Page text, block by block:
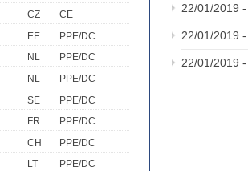
CZ
CE
EE
PPE/DC
NL
PPE/DC
NL
PPE/DC
SE
PPE/DC
FR
PPE/DC
CH
PPE/DC
LT
PPE/DC
22/01/2019 -
22/01/2019 -
22/01/2019 -